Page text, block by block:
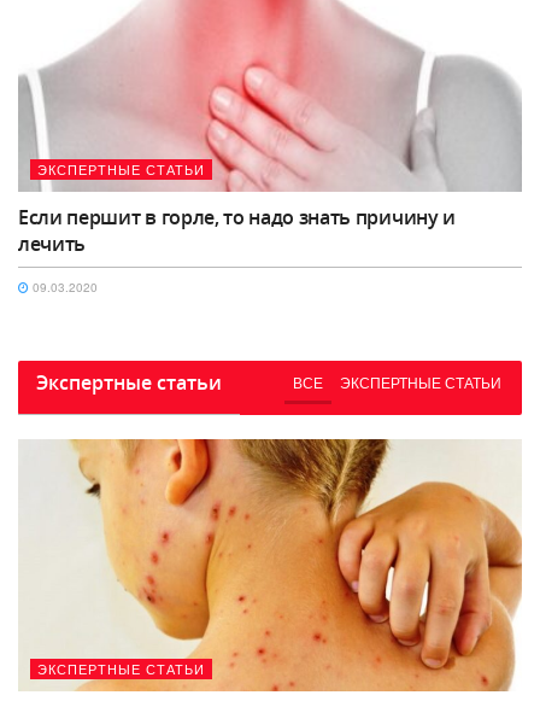
ЭКСПЕРТНЫЕ СТАТЬИ
Если першит в горле, то надо знать причину и
лечить
09.03.2020
Экспертные статьи ВСЕ ЭКСПЕРТНЫЕ СТАТЬИ
ЭКСПЕРТНЫЕ СТАТЬИ